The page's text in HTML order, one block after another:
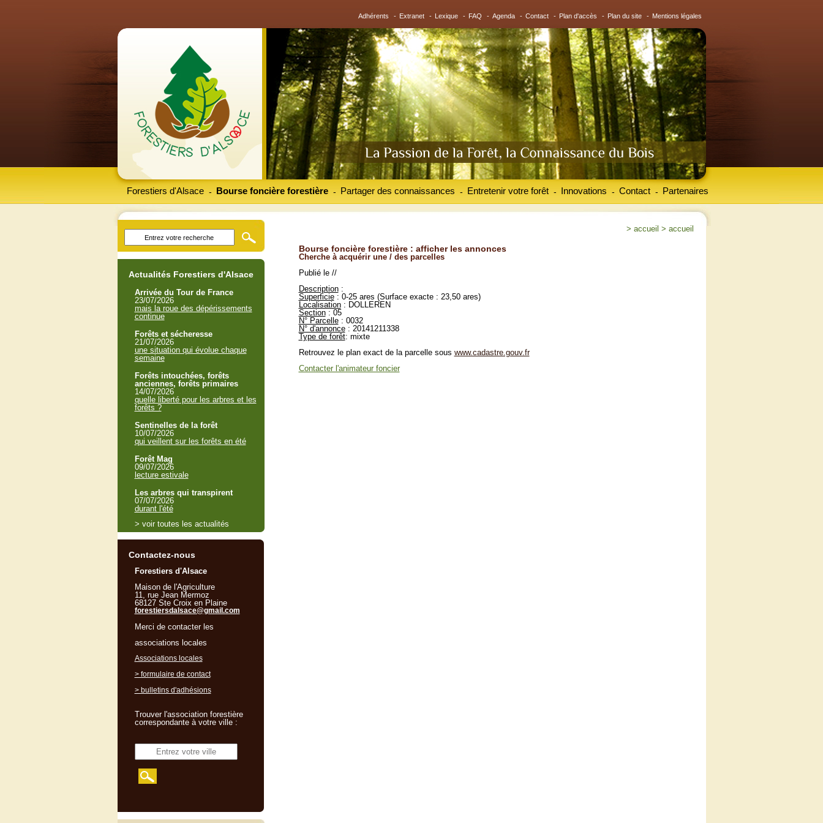
Adhérents - Extranet - Lexique - FAQ - Agenda - Contact - Plan d'accès - Plan du site - Mentions légales
Forestiers d'Alsace Bourse foncière forestière
- Partager des connaissances
- Entretenir votre forêt
- Innovations
- Contact
- Partenaires
-
> accueil > accueil
Bourse foncière forestière : afficher les annonces
Cherche à acquérir une / des parcelles
Publié le //
Description:
Superficie: 0-25 ares (Surface exacte : 23,50 ares)
Localisation: DOLLEREN
Section: 05
N° Parcelle: 0032
N° d'annonce: 20141211338
Type de forêt: mixte
Retrouvez le plan exact de la parcelle sous www.cadastre.gouv.fr
Contacter l'animateur foncier
Actualités Forestiers d'Alsace
Arrivée du Tour de France
23/07/2026
mais la roue des dépérissements
continue
Forêts et sécheresse
21/07/2026
une situation qui évolue chaque
semaine
Forêts intouchées, forêts
anciennes, forêts primaires
14/07/2026
quelle liberté pour les arbres et les
forêts ?
Sentinelles de la forêt
10/07/2026
qui veillent sur les forêts en été
Forêt Mag
09/07/2026
lecture estivale
Les arbres qui transpirent
07/07/2026
durant l'été
> voir toutes les actualités
Contactez-nous
Forestiers d'Alsace
Maison de l'Agriculture
11, rue Jean Mermoz
68127 Ste Croix en Plaine
forestiersdalsace@gmail.com
Merci de contacter les
associations locales
Associations locales
> formulaire de contact
> bulletins d'adhésions
Trouver l'association forestière
correspondante à votre ville :